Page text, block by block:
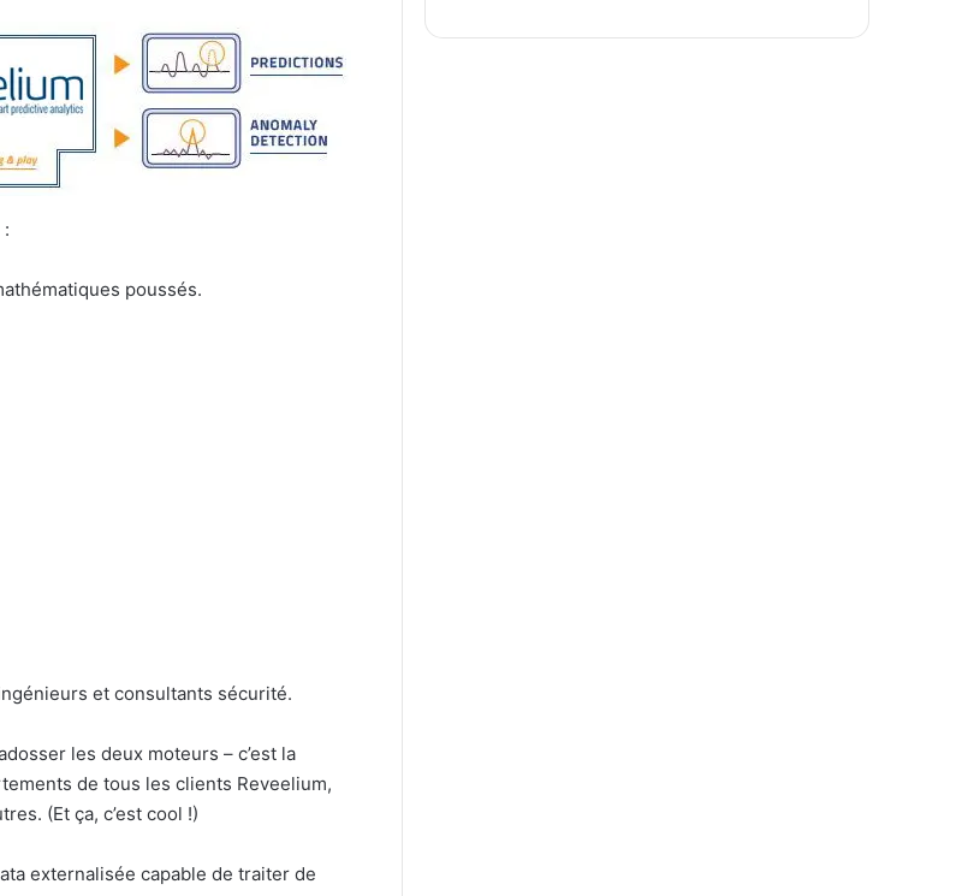
poussés.
et consultants sécurité.
les deux moteurs – c’est la
de tous les clients Reveelium,
(Et ça, c’est cool !)
externalisée capable de traiter de